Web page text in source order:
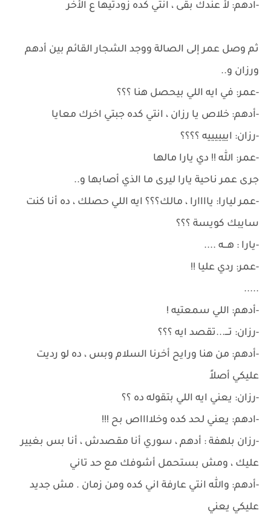
-ادهم: لأ عندك بقى ، انتي كده زودتيها ع الأخر
ثم وصل عمر إلى الصالة ووجد الشجار القائم بين أدهم
ورزان و..
-عمر: في ايه اللي بيحصل هنا ؟؟؟
-أدهم: خلاص يا رزان ، انتي كده جبتي اخرك معايا
-رزان: اييييييه ؟؟؟؟
-عمر: الله !! دي يارا مالها
جرى عمر ناحية يارا ليرى ما الذي أصابها و..
-عمر ليارا: ياااارا ، مالك؟؟؟ ايه اللي حصلك ، ده أنا كنت
سايبك كويسة ؟؟؟
-يارا : هـــه ....
-عمر: ردي عليا !!
.....
-أدهم: اللي سمعتيه !
-رزان: تـــ...تقصد ايه ؟؟؟
-أدهم: من هنا ورايح أخرنا السلام وبس ، ده لو رديت
عليكي أصلاً
-رزان: يعني ايه اللي بتقوله ده ؟؟
-ادهم: يعني لحد كده وخلااااص بح !!!
-رزان بلهفة : أدهم ، سوري أنا مقصدش ، أنا بس بغيير
عليك ، ومش بستحمل أشوفك مع حد تاني
-أدهم: والله انتي عارفة اني كده ومن زمان . مش جديد
عليكي يعني